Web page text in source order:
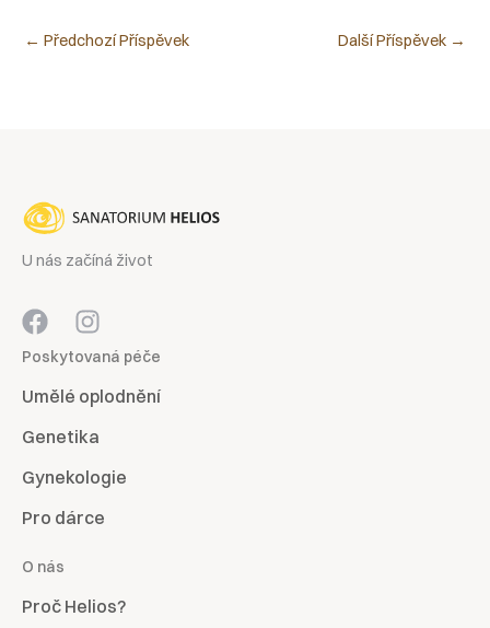
← Předchozí Příspěvek Další Příspěvek →
U nás začíná život
Poskytovaná péče
Umělé oplodnění
Genetika
Gynekologie
Pro dárce
O nás
Proč Helios?